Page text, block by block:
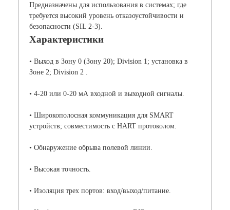
Предназначены для использования в системах; где
требуется высокий уровень отказоустойчивости и
безопасности (SIL 2-3).
Характеристики
• Выход в Зону 0 (Зону 20); Division 1; установка в
Зоне 2; Division 2 .
• 4-20 или 0-20 мА входной и выходной сигналы.
• Широкополосная коммуникация для SMART
устройств; совместимость с HART протоколом.
• Обнаружение обрыва полевой линии.
• Высокая точность.
• Изоляция трех портов: вход/выход/питание.